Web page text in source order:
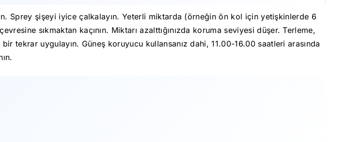
Sprey şişeyi iyice çalkalayın. Yeterli miktarda (örneğin ön kol için yetişkinlerde 6
sıkmaktan kaçının. Miktarı azalttığınızda koruma seviyesi düşer. Terleme,
tekrar uygulayın. Güneş koruyucu kullansanız dahi, 11.00-16.00 saatleri arasında